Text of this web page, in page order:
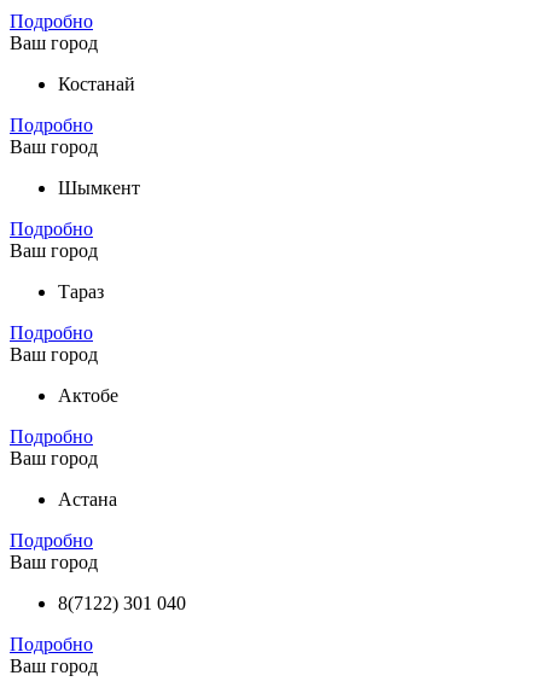
Подробно
Ваш город
Костанай
Подробно
Ваш город
Шымкент
Подробно
Ваш город
Тараз
Подробно
Ваш город
Актобе
Подробно
Ваш город
Астана
Подробно
Ваш город
8(7122) 301 040
Подробно
Ваш город